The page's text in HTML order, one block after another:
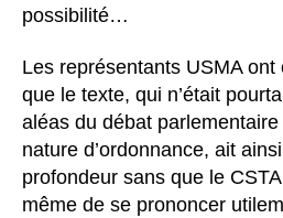
possibilité…
Les représentants USMA
que le texte, qui n’était
aléas du débat
nature d’ordonnance, ait
profondeur sans que le
même de se prononcer